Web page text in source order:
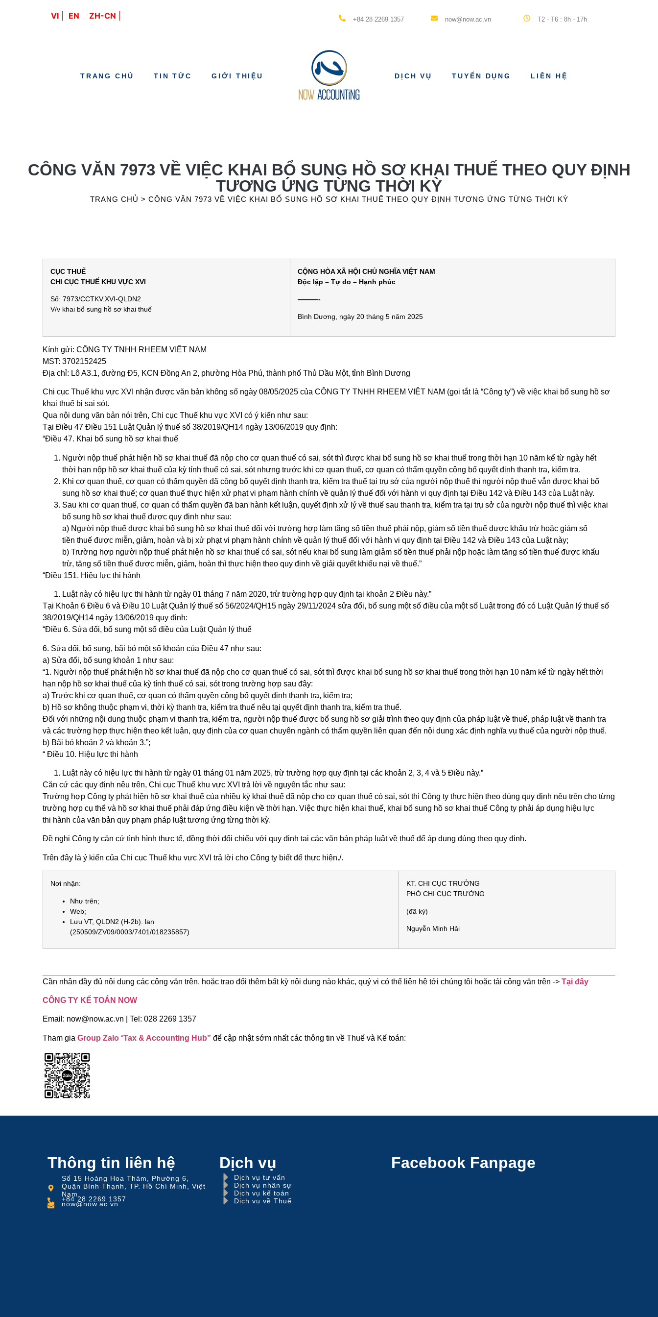
VI EN ZH-CN +84 28 2269 1357 now@now.ac.vn T2 - T6 : 8h - 17h
TRANG CHỦ TIN TỨC GIỚI THIỆU DỊCH VỤ TUYỂN DỤNG LIÊN HỆ
CÔNG VĂN 7973 VỀ VIỆC KHAI BỔ SUNG HỒ SƠ KHAI THUẾ THEO QUY ĐỊNH
TƯƠNG ỨNG TỪNG THỜI KỲ
TRANG CHỦ > CÔNG VĂN 7973 VỀ VIỆC KHAI BỔ SUNG HỒ SƠ KHAI THUẾ THEO QUY ĐỊNH TƯƠNG ỨNG TỪNG THỜI KỲ
CỤC THUẾ
CHI CỤC THUẾ KHU VỰC XVI
Số: 7973/CCTKV.XVI-QLDN2
V/v khai bổ sung hồ sơ khai thuế
CỘNG HÒA XÃ HỘI CHỦ NGHĨA VIỆT NAM
Độc lập – Tự do – Hạnh phúc
———-
Bình Dương, ngày 20 tháng 5 năm 2025
Kính gửi: CÔNG TY TNHH RHEEM VIỆT NAM
MST: 3702152425
Địa chỉ: Lô A3.1, đường Đ5, KCN Đồng An 2, phường Hòa Phú, thành phố Thủ Dầu Một, tỉnh Bình Dương
Chi cục Thuế khu vực XVI nhận được văn bản không số ngày 08/05/2025 của CÔNG TY TNHH RHEEM VIỆT NAM (gọi tắt là “Công ty”) về việc khai bổ sung hồ sơ
khai thuế bị sai sót.
Qua nội dung văn bản nói trên, Chi cục Thuế khu vực XVI có ý kiến như sau:
Tại Điều 47 Điều 151 Luật Quản lý thuế số 38/2019/QH14 ngày 13/06/2019 quy định:
“Điều 47. Khai bổ sung hồ sơ khai thuế
Người nộp thuế phát hiện hồ sơ khai thuế đã nộp cho cơ quan thuế có sai, sót thì được khai bổ sung hồ sơ khai thuế trong thời hạn 10 năm kể từ ngày hết
thời hạn nộp hồ sơ khai thuế của kỳ tính thuế có sai, sót nhưng trước khi cơ quan thuế, cơ quan có thẩm quyền công bố quyết định thanh tra, kiểm tra.
Khi cơ quan thuế, cơ quan có thẩm quyền đã công bố quyết định thanh tra, kiểm tra thuế tại trụ sở của người nộp thuế thì người nộp thuế vẫn được khai bổ
sung hồ sơ khai thuế; cơ quan thuế thực hiện xử phạt vi phạm hành chính về quản lý thuế đối với hành vi quy định tại Điều 142 và Điều 143 của Luật này.
Sau khi cơ quan thuế, cơ quan có thẩm quyền đã ban hành kết luận, quyết định xử lý về thuế sau thanh tra, kiểm tra tại trụ sở của người nộp thuế thì việc khai
bổ sung hồ sơ khai thuế được quy định như sau:
a) Người nộp thuế được khai bổ sung hồ sơ khai thuế đối với trường hợp làm tăng số tiền thuế phải nộp, giảm số tiền thuế được khấu trừ hoặc giảm số
tiền thuế được miễn, giảm, hoàn và bị xử phạt vi phạm hành chính về quản lý thuế đối với hành vi quy định tại Điều 142 và Điều 143 của Luật này;
b) Trường hợp người nộp thuế phát hiện hồ sơ khai thuế có sai, sót nếu khai bổ sung làm giảm số tiền thuế phải nộp hoặc làm tăng số tiền thuế được khấu
trừ, tăng số tiền thuế được miễn, giảm, hoàn thì thực hiện theo quy định về giải quyết khiếu nại về thuế.”
“Điều 151. Hiệu lực thi hành
Luật này có hiệu lực thi hành từ ngày 01 tháng 7 năm 2020, trừ trường hợp quy định tại khoản 2 Điều này.”
Tại Khoản 6 Điều 6 và Điều 10 Luật Quản lý thuế số 56/2024/QH15 ngày 29/11/2024 sửa đổi, bổ sung một số điều của một số Luật trong đó có Luật Quản lý thuế số
38/2019/QH14 ngày 13/06/2019 quy định:
“Điều 6. Sửa đổi, bổ sung một số điều của Luật Quản lý thuế
6. Sửa đổi, bổ sung, bãi bỏ một số khoản của Điều 47 như sau:
a) Sửa đổi, bổ sung khoản 1 như sau:
“1. Người nộp thuế phát hiện hồ sơ khai thuế đã nộp cho cơ quan thuế có sai, sót thì được khai bổ sung hồ sơ khai thuế trong thời hạn 10 năm kể từ ngày hết thời
hạn nộp hồ sơ khai thuế của kỳ tính thuế có sai, sót trong trường hợp sau đây:
a) Trước khi cơ quan thuế, cơ quan có thẩm quyền công bố quyết định thanh tra, kiểm tra;
b) Hồ sơ không thuộc phạm vi, thời kỳ thanh tra, kiểm tra thuế nêu tại quyết định thanh tra, kiểm tra thuế.
Đối với những nội dung thuộc phạm vi thanh tra, kiểm tra, người nộp thuế được bổ sung hồ sơ giải trình theo quy định của pháp luật về thuế, pháp luật về thanh tra
và các trường hợp thực hiện theo kết luận, quy định của cơ quan chuyên ngành có thẩm quyền liên quan đến nội dung xác định nghĩa vụ thuế của người nộp thuế.
b) Bãi bỏ khoản 2 và khoản 3.”;
“ Điều 10. Hiệu lực thi hành
Luật này có hiệu lực thi hành từ ngày 01 tháng 01 năm 2025, trừ trường hợp quy định tại các khoản 2, 3, 4 và 5 Điều này.”
Căn cứ các quy định nêu trên, Chi cục Thuế khu vực XVI trả lời về nguyên tắc như sau:
Trường hợp Công ty phát hiện hồ sơ khai thuế của nhiều kỳ khai thuế đã nộp cho cơ quan thuế có sai, sót thì Công ty thực hiện theo đúng quy định nêu trên cho từng
trường hợp cụ thể và hồ sơ khai thuế phải đáp ứng điều kiện về thời hạn. Việc thực hiện khai thuế, khai bổ sung hồ sơ khai thuế Công ty phải áp dụng hiệu lực
thi hành của văn bản quy phạm pháp luật tương ứng từng thời kỳ.
Đề nghị Công ty căn cứ tình hình thực tế, đồng thời đối chiếu với quy định tại các văn bản pháp luật về thuế để áp dụng đúng theo quy định.
Trên đây là ý kiến của Chi cục Thuế khu vực XVI trả lời cho Công ty biết để thực hiện./.
Nơi nhận:
Như trên;
Web;
Lưu VT, QLDN2 (H-2b). lan
(250509/ZV09/0003/7401/018235857)
KT. CHI CỤC TRƯỞNG
PHÓ CHI CỤC TRƯỞNG
(đã ký)
Nguyễn Minh Hải
Cần nhận đầy đủ nội dung các công văn trên, hoặc trao đổi thêm bất kỳ nội dung nào khác, quý vị có thể liên hệ tới chúng tôi hoặc tải công văn trên -> Tại đây
CÔNG TY KẾ TOÁN NOW
Email: now@now.ac.vn | Tel: 028 2269 1357
Tham gia Group Zalo “Tax & Accounting Hub” để cập nhật sớm nhất các thông tin về Thuế và Kế toán:
Thông tin liên hệ
Số 15 Hoàng Hoa Thám, Phường 6,
Quận Bình Thạnh, TP. Hồ Chí Minh, Việt
Nam
+84 28 2269 1357
now@now.ac.vn
Dịch vụ
Dịch vụ tư vấn
Dịch vụ nhân sự
Dịch vụ kế toán
Dịch vụ về Thuế
Facebook Fanpage